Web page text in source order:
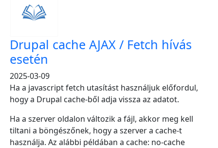
Drupal cache AJAX / Fetch hívás
esetén
2025-03-09
Ha a javascript fetch utasítást használjuk előfordul,
hogy a Drupal cache-ből adja vissza az adatot.
Ha a szerver oldalon változik a fájl, akkor meg kell
tiltani a böngészőnek, hogy a szerver a cache-t
használja. Az alábbi példában a cache: no-cache